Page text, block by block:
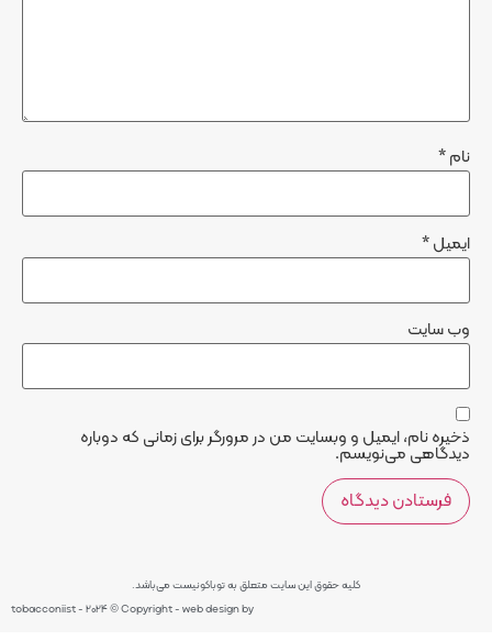
نام*
ایمیل*
وب‌ سایت
ذخیره نام، ایمیل و وبسایت من در مرورگر برای زمانی که دوباره
دیدگاهی می‌نویسم.
کلیه حقوق این سایت متعلق به توباکونیست می‌باشد.
tobacconiist - 2024 © Copyright - web design by